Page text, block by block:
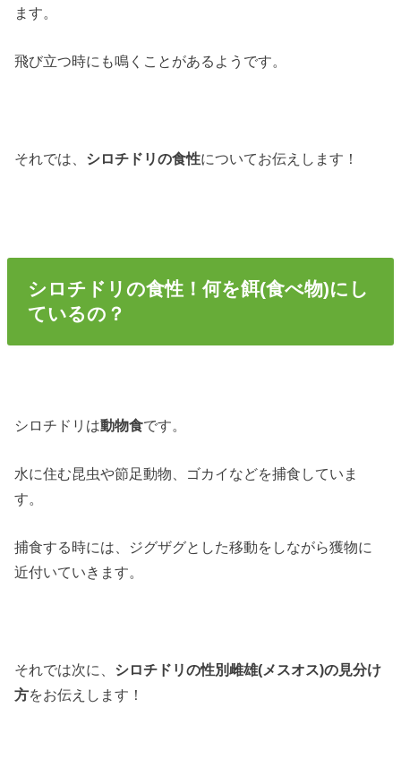
ます。
飛び立つ時にも鳴くことがあるようです。
それでは、 シロチドリの食性についてお伝えします！
シロチドリの食性！何を餌(食べ物)にし
ているの？
シロチドリは動物食です。
水に住む昆虫や節足動物、ゴカイなどを捕食していま
す。
捕食する時には、ジグザグとした移動をしながら獲物に
近付いていきます。
それでは次に、 シロチドリの性別雌雄(メスオス)の見分け
方をお伝えします！